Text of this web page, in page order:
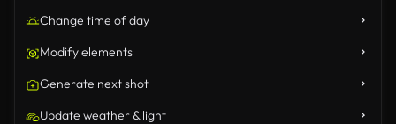
Change time of day
Modify elements
Generate next shot
Update weather & light